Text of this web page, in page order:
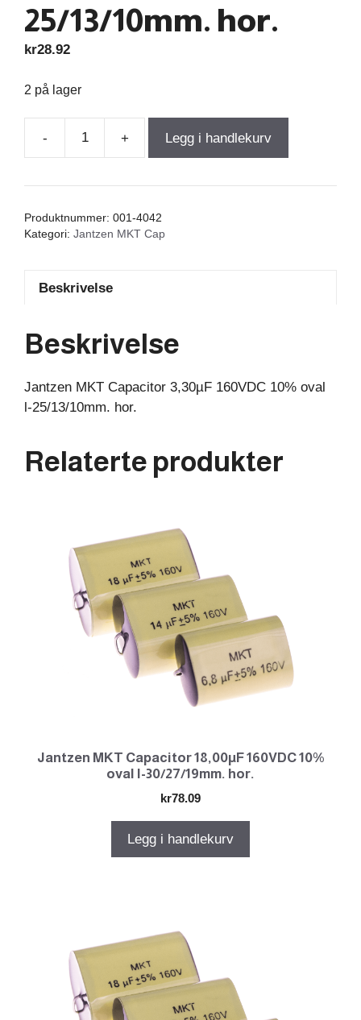
25/13/10mm. hor.
kr28.92
2 på lager
-
Jantzen
Capacitor
160VDC
antall
+ Legg i handlekurv
Produktnummer: 001-4042
Kategori: Jantzen MKT Cap
Beskrivelse
Beskrivelse
Jantzen MKT Capacitor 3,30µF 160VDC 10% oval
l-25/13/10mm. hor.
Relaterte produkter
Jantzen MKT Capacitor 18,00µF 160VDC 10%
oval l-30/27/19mm. hor.
kr78.09
Legg i handlekurv